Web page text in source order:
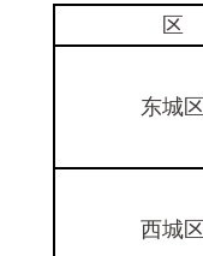
区
东城区
西城区